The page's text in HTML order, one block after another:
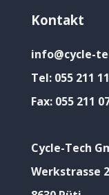
Kontakt
info@cycle-
Tel: 055 211
Fax: 055 211
Cycle-Tech
Werkstrasse